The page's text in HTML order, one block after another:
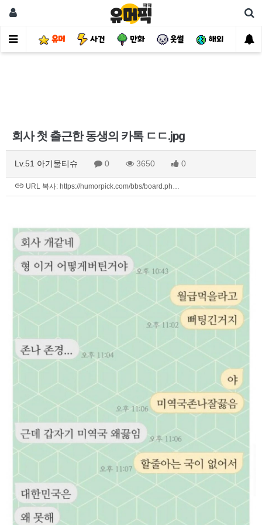
유머 사건 만화 웃썰 해외 핫
회사 첫 출근한 동생의 카톡 ㄷㄷ.jpg
Lv.51 아기물티슈 0 3650 0
URL 복사: https://humorpick.com/bbs/board.ph…